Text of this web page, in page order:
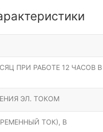
ПРИ РАБОТЕ 12 ЧАСОВ В
ЭЛ. ТОКОМ
ТОК), В